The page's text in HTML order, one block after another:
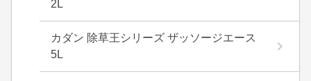
2L
カダン 除草王シリーズ ザッソージエース
5L